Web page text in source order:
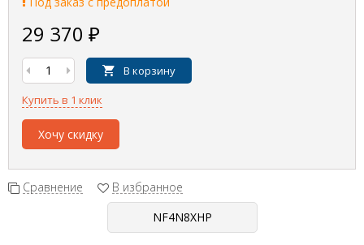
29 370 ₽
В корзину
Купить в 1 клик
Хочу скидку
Сравнение В избранное